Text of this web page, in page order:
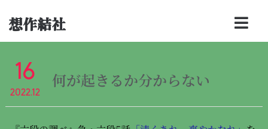
想作結社
16
2022.12
何が起きるか分からない